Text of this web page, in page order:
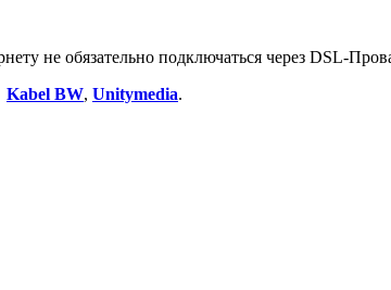
не обязательно подключаться через DSL-
Kabel BW, Unitymedia.